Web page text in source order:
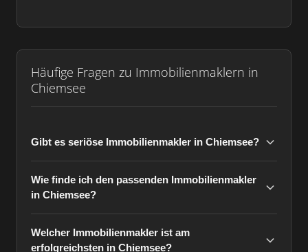
Häufige Fragen zu Immobilienmaklern in
Chiemsee
Gibt es seriöse Immobilienmakler in Chiemsee?
Wie finde ich den passenden Immobilienmakler
in Chiemsee?
Welcher Immobilienmakler ist am
erfolgreichsten in Chiemsee?